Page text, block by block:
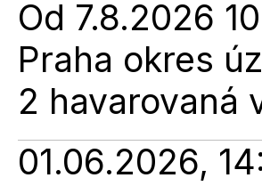
Od 7.8.2026
Praha okres
2 havarovaná
01.06.2026,